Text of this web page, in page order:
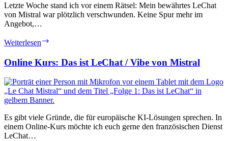
–
aber
Letzte Woche stand ich vor einem Rätsel: Mein bewährtes LeChat
von Mistral war plötzlich verschwunden. Keine Spur mehr im
Angebot,…
Weiterlesen
Mistral:
LeChat
wird
zu
Vibe
und
bekommt
Skills
Online Kurs: Das ist LeChat / Vibe von Mistral
Es gibt viele Gründe, die für europäische KI-Lösungen sprechen. In
einem Online-Kurs möchte ich euch gerne den französischen Dienst
LeChat…